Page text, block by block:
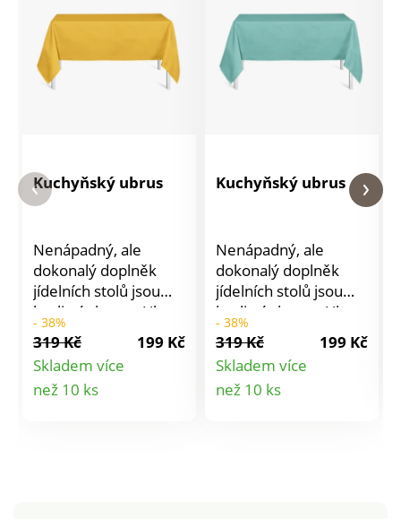
Kuchyňský ubrus
Nenápadný, ale
dokonalý doplněk
jídelních stolů jsou
kvalitní ubrusy. Ubrus
dokáže v místnosti
mistrně čarovat s
atmosférou a jídlo
hned chutná ještě
- 38%
319 Kč
199 Kč
Skladem více
než 10 ks
Kuchyňský ubrus
Nenápadný, ale
dokonalý doplněk
jídelních stolů jsou
kvalitní ubrusy. Ubrus
dokáže v místnosti
mistrně čarovat s
atmosférou a jídlo
hned chutná ještě
- 38%
319 Kč
199 Kč
Skladem více
než 10 ks